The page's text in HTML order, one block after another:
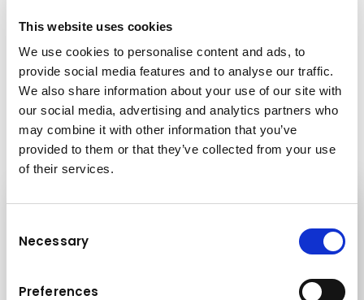
This website uses cookies
We use cookies to personalise content and ads, to
provide social media features and to analyse our traffic.
We also share information about your use of our site with
our social media, advertising and analytics partners who
may combine it with other information that you’ve
provided to them or that they’ve collected from your use
of their services.
Selection
Necessary
Preferences
Ladetechnik zur Verfügung.
2006:Gründung von Kuhn Polska
Sp.z.o.o.